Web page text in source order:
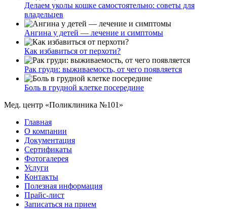
Делаем уколы кошке самостоятельно: советы для
владельцев
Ангина у детей — лечение и симптомы
Как избавиться от перхоти?
Рак груди: выживаемость, от чего появляется
Боль в грудной клетке посередине
Мед. центр «Поликлиника №101»
Главная
О компании
Документация
Сертификаты
Фотогалерея
Услуги
Контакты
Полезная информация
Прайс-лист
Записаться на прием